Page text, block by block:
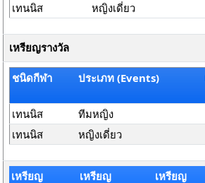
เทนนิส
หญิงเดี่ยว
เหรียญรางวัล
ชนิดกีฬา ประเภท (Events)
เทนนิส ทีมหญิง
เทนนิส
หญิงเดี่ยว
เหรียญ
เหรียญ
เหรียญ